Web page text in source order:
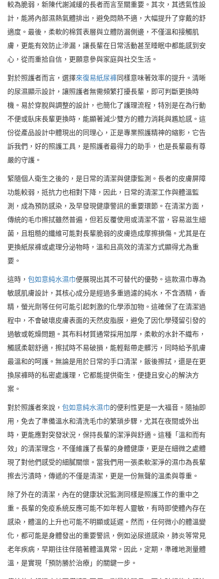
較為脆弱，新陳代謝減緩的長者而言至關重要。其次，其透氣性設
計，能將內部濕熱氣體排出，避免悶熱不適，大幅提升了穿戴的舒
適度。最後，柔軟的棉質表層與立體防漏側邊，不僅溫和接觸肌
膚，更能有效防止滲漏，讓長輩在日常活動甚至睡眠中都能感到安
心，從而重拾自信，更願意參與家庭與社交生活。
對於照護者而言，選擇來復易紙尿褲同樣意味著效率的提升。清晰
的尿濕顯示設計，讓照護者無需頻繁打擾長輩，即可判斷更換時
機。易於穿脫與調整的設計，也簡化了護理流程，特別是在為行動
不便或臥床長輩更換時，能顯著減少雙方的體力消耗與尷尬感。這
份從產品設計中體現出的同理心，正是專業照護精神的縮影，它告
訴我們，好的照護工具，是照護者最得力的助手，也是長輩最有尊
嚴的守護。
緊隨個人衛生之後的，是日常的清潔與健康監測。長者的皮膚屏障
功能較弱，抵抗力也相對下降，因此，日常的清潔工作與體溫監
測，成為預防感染，及早發現健康警訊的重要環節。在清潔方面，
傳統的毛巾擦拭雖然普遍，但若反覆使用或清潔不當，容易滋生細
菌，且粗糙的纖維可能對長輩脆弱的皮膚造成摩擦損傷。尤其是在
更換紙尿褲或處理分泌物時，溫和且高效的清潔方式顯得尤為重
要。
這時， 包如意純水濕巾便展現出其不可替代的優勢。這款濕巾專為
敏感肌膚設計，其核心成分是經過多重過濾的純水，不含酒精，香
精，螢光劑等任何可能引起刺激的化學添加物。這確保了在清潔過
程中，不會破壞皮膚表面的天然皮脂膜，避免了因化學殘留引發的
過敏或乾燥問題。其布料材質通常採用加厚，柔軟的水針不織布，
觸感柔韌舒適，擦拭時不易破損，能輕鬆帶走髒污，同時給予肌膚
最溫和的呵護。無論是用於日常的手口清潔，飯後擦拭，還是在更
換尿褲時的私密處護理，它都能提供衛生，便捷且安心的解決方
案。
對於照護者來說， 包如意純水濕巾的便利性更是一大福音。隨抽即
用，免去了準備溫水和清洗毛巾的繁瑣步驟，尤其在夜間或外出
時，更能應對突發狀況，保持長輩的潔淨與舒適。這種「溫和而有
效」的清潔理念，不僅維護了長輩的身體健康，更是在細微之處體
現了對他們感受的細膩關懷。當我們用一張柔軟潔淨的濕巾為長輩
擦去污漬時，傳遞的不僅是清潔，更是一份無聲的溫柔與尊重。
除了外在的清潔，內在的健康狀況監測同樣是照護工作的重中之
重。長輩的免疫系統反應可能不如年輕人靈敏，有時即使體內存在
感染，體溫的上升也可能不明顯或延遲。然而，任何微小的體溫變
化，都可能是身體發出的重要警訊，例如泌尿道感染，肺炎等常見
老年疾病，早期往往伴隨著體溫異常。因此，定期，準確地測量體
溫，是實現「預防勝於治療」的關鍵一步。